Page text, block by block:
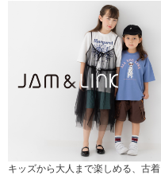
キッズから大人まで楽しめる、古着